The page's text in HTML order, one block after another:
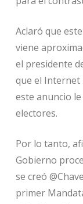
Aclaró que
viene
el presidente
que el Internet
este anuncio
electores.
Por lo tanto,
Gobierno
se creó
primer